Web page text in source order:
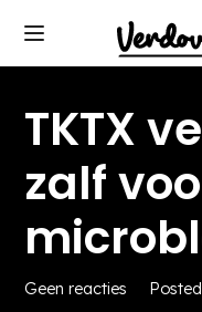
TKTX
zalf
Geen reacties